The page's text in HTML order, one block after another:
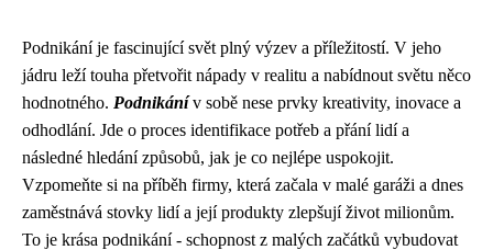
Podnikání je fascinující svět plný výzev a příležitostí. V jeho
jádru leží touha přetvořit nápady v realitu a nabídnout světu něco
hodnotného. Podnikánív sobě nese prvky kreativity, inovace a
odhodlání. Jde o proces identifikace potřeb a přání lidí a
následné hledání způsobů, jak je co nejlépe uspokojit.
Vzpomeňte si na příběh firmy, která začala v malé garáži a dnes
zaměstnává stovky lidí a její produkty zlepšují život milionům.
To je krása podnikání - schopnost z malých začátků vybudovat